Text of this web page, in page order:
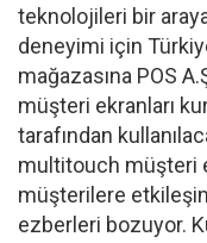
teknolojileri bir
deneyimi için
mağazasına POS
müşteri ekranları
tarafından
multitouch müşteri
müşterilere
ezberleri bozuyor.